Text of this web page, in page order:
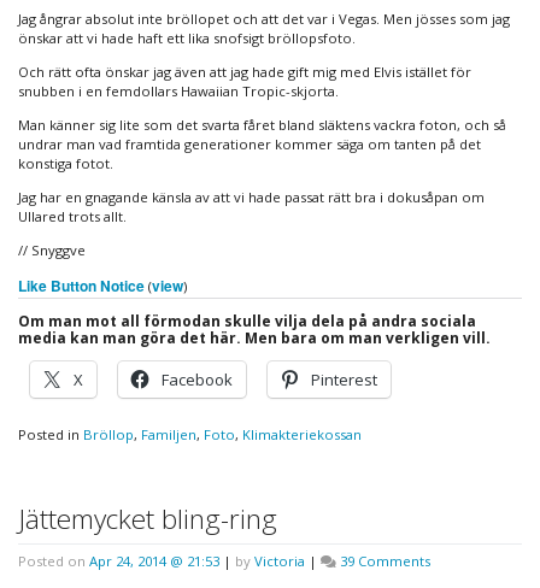
Jag ångrar absolut inte bröllopet och att det var i Vegas. Men jösses som jag
önskar att vi hade haft ett lika snofsigt bröllopsfoto.
Och rätt ofta önskar jag även att jag hade gift mig med Elvis istället för
snubben i en femdollars Hawaiian Tropic-skjorta.
Man känner sig lite som det svarta fåret bland släktens vackra foton, och så
undrar man vad framtida generationer kommer säga om tanten på det
konstiga fotot.
Jag har en gnagande känsla av att vi hade passat rätt bra i dokusåpan om
Ullared trots allt.
// Snyggve
Like Button Notice (view)
Om man mot all förmodan skulle vilja dela på andra sociala
media kan man göra det här. Men bara om man verkligen vill.
X Facebook Pinterest
Posted in Bröllop, Familjen, Foto, Klimakteriekossan
Jättemycket bling-ring
Posted on Apr 24, 2014 @ 21:53 | by Victoria | 39 Commentson